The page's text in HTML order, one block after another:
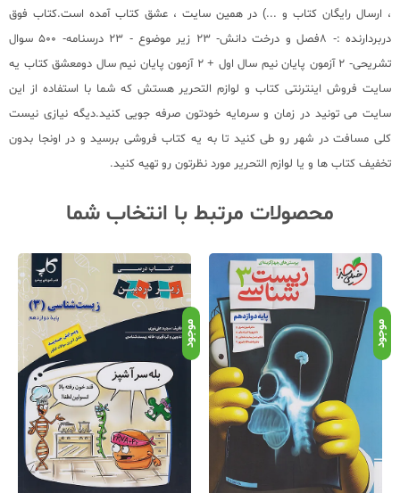
، ارسال رایگان کتابو ...) در همین سایت ، عشق کتاب آمده است.کتاب فوق
دربردارنده :- 8فصل و درخت دانش- 23 زیر موضوع - 23 درسنامه- 500 سوال
تشریحی- 2 آزمون پایان نیم سال اول + 2 آزمون پایان نیم سال دومعشق کتاب یه
سایت فروش اینترنتی کتاب و لوازم التحریر هستش که شما با استفاده از این
سایت می تونید در زمان و سرمایه خودتون صرفه جویی کنید.دیگه نیازی نیست
کلی مسافت در شهر رو طی کنید تا به یه کتاب فروشی برسید و در اونجا بدون
تخفیف کتاب ها و یا لوازم التحریر مورد نظرتون رو تهیه کنید.
محصولات مرتبط با انتخاب شما
موجود موجود